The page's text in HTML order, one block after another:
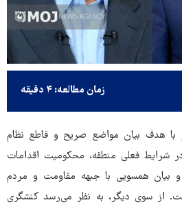
زمان مطالعه: ۴ دقیقه
با هدف بیان مواضع صریح و قاطع نظام
شرایط فعلی منطقه، محکومیت اقدامات
و بیان همسویی با جبهه مقاومت و مردم
از سوی دیگر، به نظر می‌رسد کنشگری